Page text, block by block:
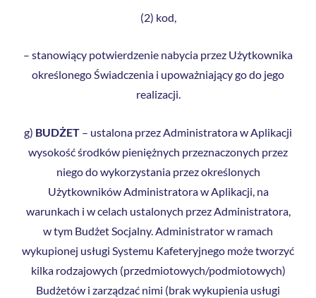
(2) kod,
– stanowiący potwierdzenie nabycia przez Użytkownika
określonego Świadczenia i upoważniający go do jego
realizacji.
g) BUDŻET – ustalona przez Administratora w Aplikacji
wysokość środków pieniężnych przeznaczonych przez
niego do wykorzystania przez określonych
Użytkowników Administratora w Aplikacji, na
warunkach i w celach ustalonych przez Administratora,
w tym Budżet Socjalny. Administrator w ramach
wykupionej usługi Systemu Kafeteryjnego może tworzyć
kilka rodzajowych (przedmiotowych/podmiotowych)
Budżetów i zarządzać nimi (brak wykupienia usługi